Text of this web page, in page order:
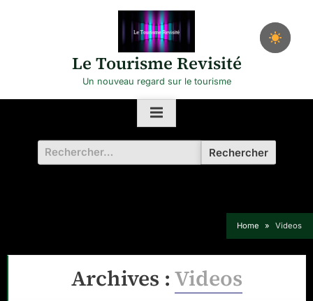
Le Tourisme Revisité
Un nouveau regard sur le tourisme
Rechercher :
Home Videos
Archives :Videos